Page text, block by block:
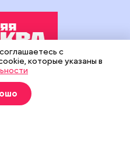
поддержке Департамента
рекламы города Москвы.
технологии
информации
с
которые указаны в